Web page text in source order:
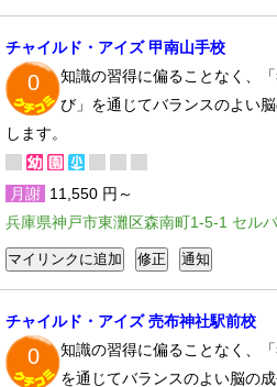
チャイルド・アイズ 甲南山手校
0
知識の習得に偏ることなく、
び」を通じてバランスのよい
します。
月謝 11,550 円～
兵庫県神戸市東灘区森南町1-5-1 セル
チャイルド・アイズ 売布神社駅前校
0
知識の習得に偏ることなく、「
を通じてバランスのよい脳の